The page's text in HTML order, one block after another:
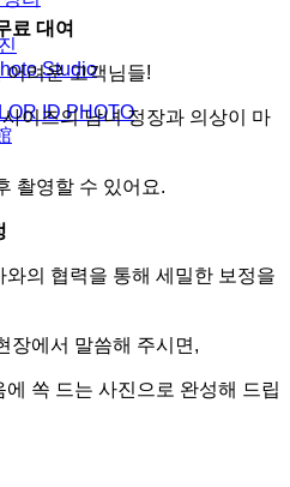
Studio
ID PHOTO
료 대여
어려운 고객님들!
이즈의 남녀 정장과 의상이 마
촬영할 수 있어요.
의 협력을 통해 세밀한 보정을
장에서 말씀해 주시면,
쏙 드는 사진으로 완성해 드립